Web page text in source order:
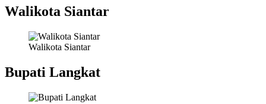
Walikota Siantar
Walikota Siantar
Bupati Langkat